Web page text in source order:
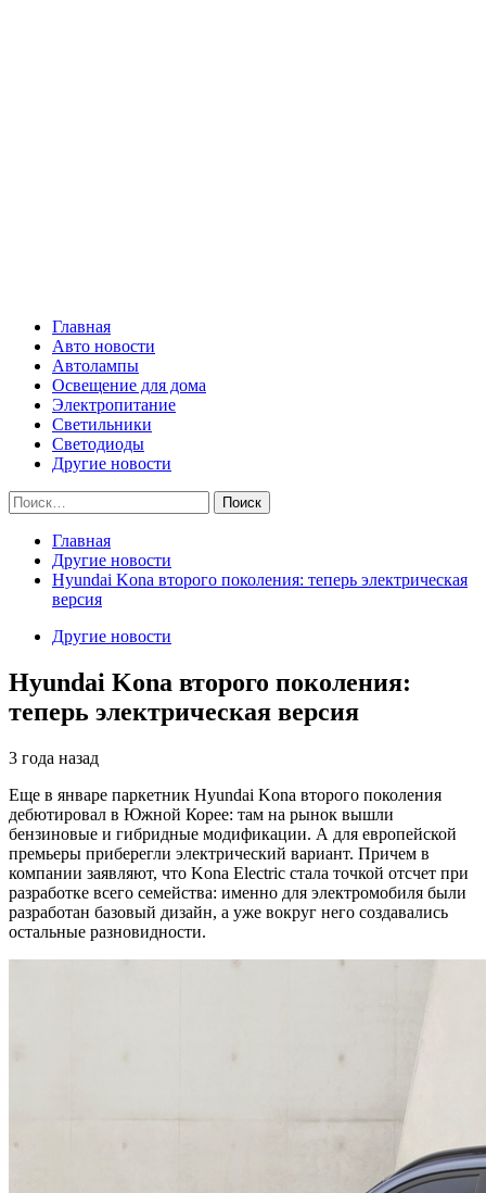
Главная
Авто новости
Автолампы
Освещение для дома
Электропитание
Светильники
Светодиоды
Другие новости
Найти:
Главная
Другие новости
Hyundai Kona второго поколения: теперь электрическая
версия
Другие новости
Hyundai Kona второго поколения:
теперь электрическая версия
3 года назад
Еще в январе паркетник Hyundai Kona второго поколения
дебютировал в Южной Корее: там на рынок вышли
бензиновые и гибридные модификации. А для европейской
премьеры приберегли электрический вариант. Причем в
компании заявляют, что Kona Electric стала точкой отсчет при
разработке всего семейства: именно для электромобиля были
разработан базовый дизайн, а уже вокруг него создавались
остальные разновидности.